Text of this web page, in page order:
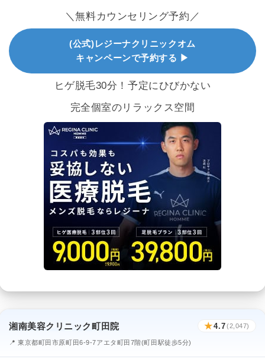
＼無料カウンセリング予約／
(公式)レジーナクリニックオム
キャンペーンで予約する ▶
ヒゲ脱毛30分！予定にひびかない
完全個室のリラックス空間
湘南美容クリニック町田院 ★4.7(2,047)
📍 東京都町田市原町田6-9-7アエタ町田7階(町田駅徒歩5分)